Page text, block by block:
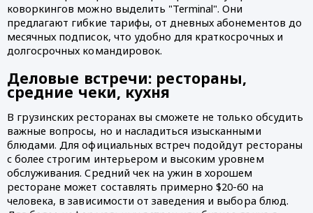
коворкингов можно выделить "Terminal". Они
предлагают гибкие тарифы, от дневных абонементов до
месячных подписок, что удобно для краткосрочных и
долгосрочных командировок.
Деловые встречи: рестораны,
средние чеки, кухня
В грузинских ресторанах вы сможете не только обсудить
важные вопросы, но и насладиться изысканными
блюдами. Для официальных встреч подойдут рестораны
с более строгим интерьером и высоким уровнем
обслуживания. Средний чек на ужин в хорошем
ресторане может составлять примерно $20-60 на
человека, в зависимости от заведения и выбора блюд.